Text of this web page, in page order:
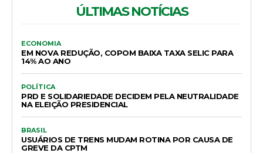
ÚLTIMAS NOTÍCIAS
ECONOMIA
EM NOVA REDUÇÃO, COPOM BAIXA TAXA SELIC PARA
14% AO ANO
POLÍTICA
PRD E SOLIDARIEDADE DECIDEM PELA NEUTRALIDADE
NA ELEIÇÃO PRESIDENCIAL
BRASIL
USUÁRIOS DE TRENS MUDAM ROTINA POR CAUSA DE
GREVE DA CPTM